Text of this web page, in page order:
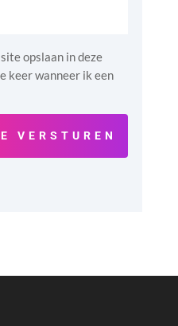
opslaan in deze
keer wanneer ik een
VERSTUREN